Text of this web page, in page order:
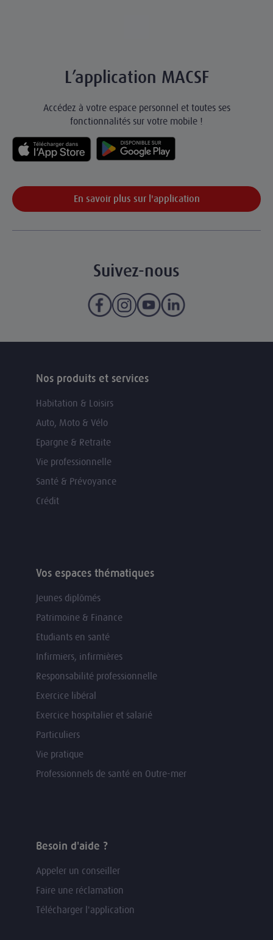
L’application MACSF
Accédez à votre espace personnel et toutes ses
fonctionnalités sur votre mobile !
En savoir plus sur l'application
Suivez-nous
Nos produits et services
Habitation & Loisirs
Auto, Moto & Vélo
Epargne & Retraite
Vie professionnelle
Santé & Prévoyance
Crédit
Vos espaces thématiques
Jeunes diplômés
Patrimoine & Finance
Etudiants en santé
Infirmiers, infirmières
Responsabilité professionnelle
Exercice libéral
Exercice hospitalier et salarié
Particuliers
Vie pratique
Professionnels de santé en Outre-mer
Besoin d'aide ?
Appeler un conseiller
Faire une réclamation
Télécharger l'application